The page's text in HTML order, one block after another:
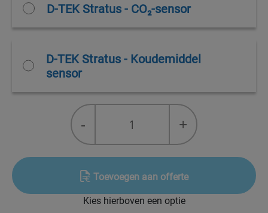
D-TEK Stratus - CO₂-sensor
D-TEK Stratus - Koudemiddel
sensor
detector
quantity
- +
Toevoegen aan offerte
Kies hierboven een optie